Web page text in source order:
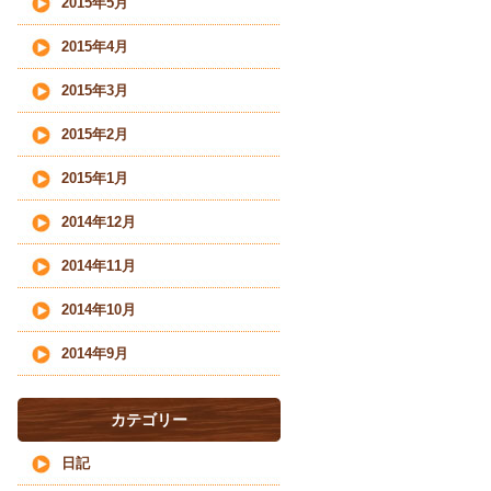
2015年4月
2015年3月
2015年2月
2015年1月
2014年12月
2014年11月
2014年10月
2014年9月
カテゴリー
日記